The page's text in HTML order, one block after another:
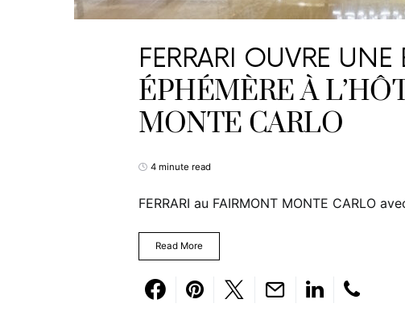
FERRARI OUVRE
ÉPHÉMÈRE À
MONTE CARLO
4 minute read
FERRARI au FAIRMONT MONTE CARLO
Read More